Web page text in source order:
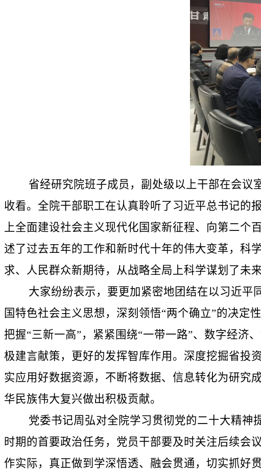
省经研究院班子成员，副处级以上干部在会议室
收看。全院干部职工在认真聆听了习近平总书记的
上全面建设社会主义现代化国家新征程、向第二
述了过去五年的工作和新时代十年的伟大变革，科
求、人民群众新期待，从战略全局上科学谋划了未
大家纷纷表示，要更加紧密地团结在以习近平同
国特色社会主义思想，深刻领悟“两个确立”的决定
把握“三新一高”，紧紧围绕“一带一路”、数字经济
极建言献策，更好的发挥智库作用。深度挖掘省投
实应用好数据资源，不断将数据、信息转化为研究
华民族伟大复兴做出积极贡献。
党委书记周弘对全院学习贯彻党的二十大精神提
时期的首要政治任务，党员干部要及时关注后续会
作实际，真正做到学深悟透、融会贯通，切实抓好贯